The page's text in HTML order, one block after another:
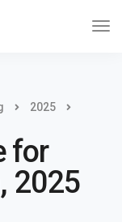
2025
for
2025